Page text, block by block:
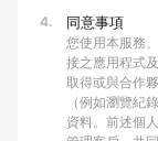
4. 同意事項
您使用本服務
接之應用程式
取得或與合作
（例如瀏覽紀
資料。前述個